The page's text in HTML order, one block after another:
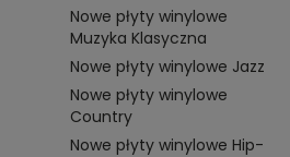
Nowe płyty winylowe
Muzyka Klasyczna
Nowe płyty winylowe Jazz
Nowe płyty winylowe
Country
Nowe płyty winylowe Hip-